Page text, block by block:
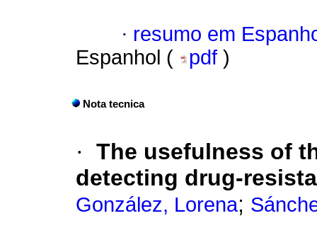
· resumo em
Espanhol (
pdf )
Nota tecnica
· The usefulness of
detecting drug-
González, Lorena;